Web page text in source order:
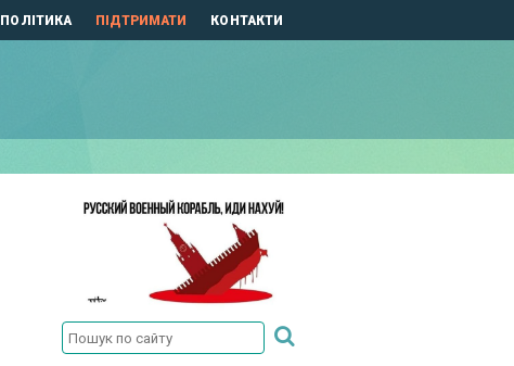
ПОЛІТИКА ПІДТРИМАТИ КОНТАКТИ